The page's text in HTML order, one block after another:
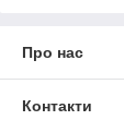
Про нас
Контакти